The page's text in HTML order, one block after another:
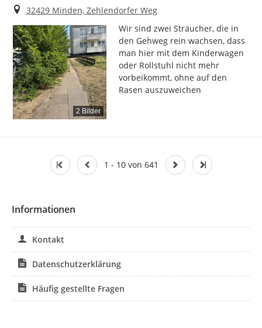
Ort
32429 Minden, Zehlendorfer Weg
2 Bilder
Wir sind zwei Sträucher, die in
den Gehweg rein wachsen, dass
man hier mit dem Kinderwagen
oder Rollstuhl nicht mehr
vorbeikommt, ohne auf den
Rasen auszuweichen
1 - 10 von 641
Informationen
Kontakt
Datenschutzerklärung
Häufig gestellte Fragen